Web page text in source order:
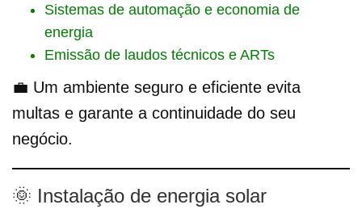
Sistemas de automação e economia de
energia
Emissão de laudos técnicos e ARTs
💼 Um ambiente seguro e eficiente evita
multas e garante a continuidade do seu
negócio.
🌞 Instalação de energia solar